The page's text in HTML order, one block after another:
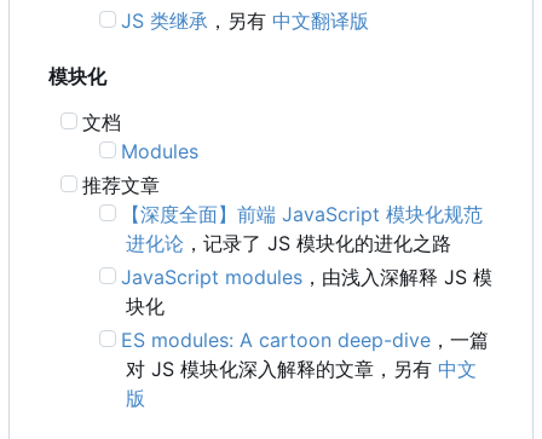
JS 类继承 ，另有 中文翻译版
模块化
文档
Modules
推荐文章
【深度全面】前端 JavaScript 模块化规范
进化论 ，记录了 JS 模块化的进化之路
JavaScript modules ，由浅入深解释 JS 模
块化
ES modules: A cartoon deep-dive ，一篇
对 JS 模块化深入解释的文章，另有 中文
版